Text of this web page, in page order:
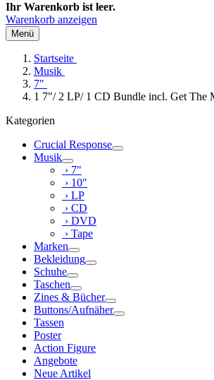
Ihr Warenkorb ist leer.
Warenkorb anzeigen
Menü
Startseite
Musik
7"
1 7"/ 2 LP/ 1 CD Bundle incl. Get The
Kategorien
Crucial Response
Musik
› 7"
› 10"
› LP
› CD
› DVD
› Tape
Marken
Bekleidung
Schuhe
Taschen
Zines & Bücher
Buttons/Aufnäher
Tassen
Poster
Action Figure
Angebote
Neue Artikel